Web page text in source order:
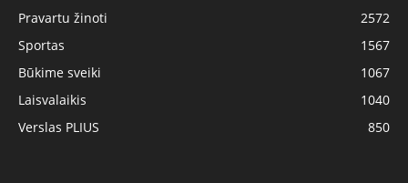
Pravartu žinoti
2572
Sportas
1567
Būkime sveiki
1067
Laisvalaikis
1040
Verslas PLIUS
850